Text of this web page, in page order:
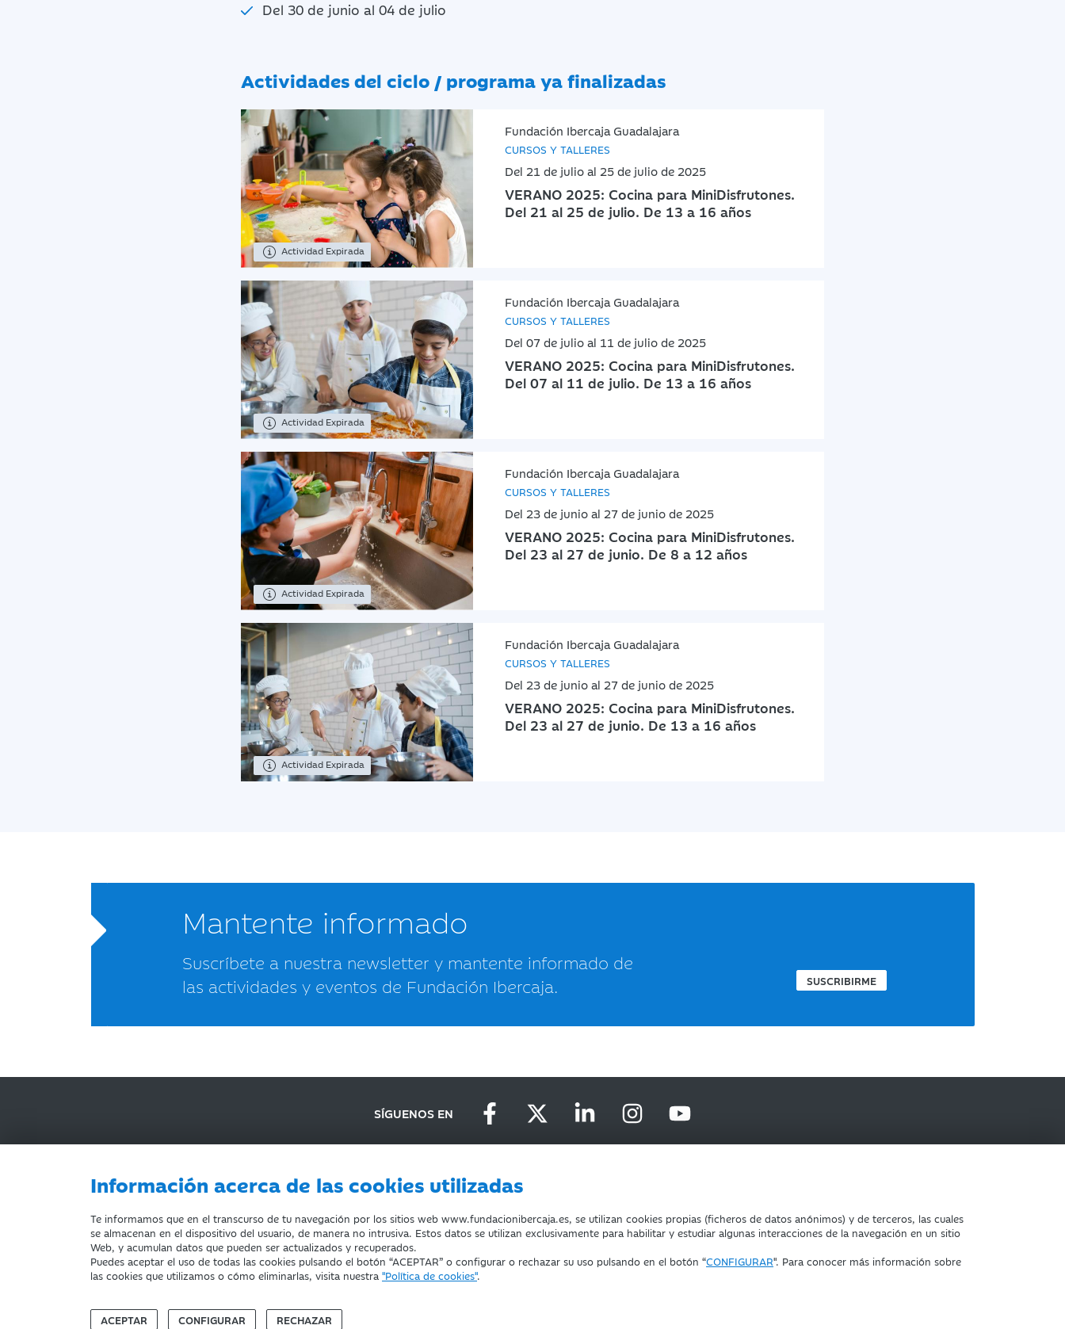
Información acerca de las cookies utilizadas
Te informamos que en el transcurso de tu navegación por los sitios web www.fundacionibercaja.es, se utilizan cookies propias (ficheros de datos anónimos) y de terceros, las cuales
se almacenan en el dispositivo del usuario, de manera no intrusiva. Estos datos se utilizan exclusivamente para habilitar y estudiar algunas interacciones de la navegación en un sitio
Web, y acumulan datos que pueden ser actualizados y recuperados.
Puedes aceptar el uso de todas las cookies pulsando el botón “ACEPTAR” o configurar o rechazar su uso pulsando en el botón “CONFIGURAR". Para conocer más información sobre
las cookies que utilizamos o cómo eliminarlas, visita nuestra "Política de cookies".
ACEPTAR CONFIGURAR RECHAZAR
Del 30 de junio al 04 de julio
Actividades del ciclo / programa ya finalizadas
Actividad Expirada
Fundación Ibercaja Guadalajara
CURSOS Y TALLERES
Del 21 de julio al 25 de julio de 2025
VERANO 2025: Cocina para MiniDisfrutones.
Del 21 al 25 de julio. De 13 a 16 años
Actividad Expirada
Fundación Ibercaja Guadalajara
CURSOS Y TALLERES
Del 07 de julio al 11 de julio de 2025
VERANO 2025: Cocina para MiniDisfrutones.
Del 07 al 11 de julio. De 13 a 16 años
Actividad Expirada
Fundación Ibercaja Guadalajara
CURSOS Y TALLERES
Del 23 de junio al 27 de junio de 2025
VERANO 2025: Cocina para MiniDisfrutones.
Del 23 al 27 de junio. De 8 a 12 años
Actividad Expirada
Fundación Ibercaja Guadalajara
CURSOS Y TALLERES
Del 23 de junio al 27 de junio de 2025
VERANO 2025: Cocina para MiniDisfrutones.
Del 23 al 27 de junio. De 13 a 16 años
Mantente informado
Suscríbete a nuestra newsletter y mantente informado de
las actividades y eventos de Fundación Ibercaja.
SUSCRIBIRME
SÍGUENOS EN
AVISO LEGAL ACCESIBILIDAD PRIVACIDAD DEVOLUCIONES COOKIES
Fundación Bancaria Ibercaja. C.I.F. G-50000652.
Domicilio social: Joaquín Costa, 13. 50001 Zaragoza.